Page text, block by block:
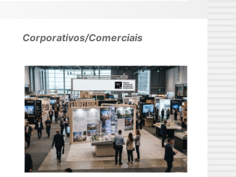
Corporativos/Comerciais